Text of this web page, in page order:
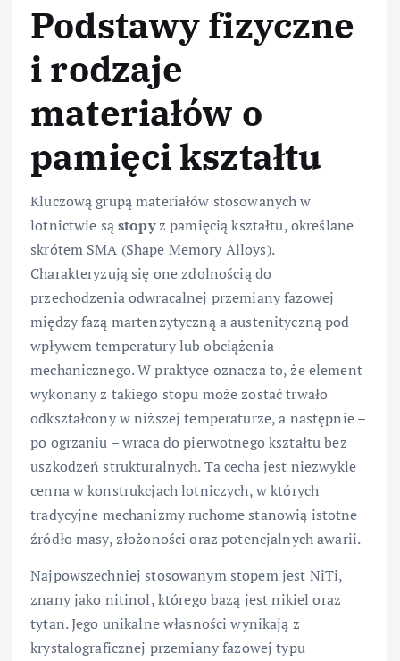
Podstawy fizyczne
i rodzaje
materiałów o
pamięci kształtu
Kluczową grupą materiałów stosowanych w
lotnictwie sąstopyz pamięcią kształtu, określane
skrótem SMA (Shape Memory Alloys).
Charakteryzują się one zdolnością do
przechodzenia odwracalnej przemiany fazowej
między fazą martenzytyczną a austenityczną pod
wpływem temperatury lub obciążenia
mechanicznego. W praktyce oznacza to, że element
wykonany z takiego stopu może zostać trwało
odkształcony w niższej temperaturze, a następnie –
po ogrzaniu – wraca do pierwotnego kształtu bez
uszkodzeń strukturalnych. Ta cecha jest niezwykle
cenna w konstrukcjach lotniczych, w których
tradycyjne mechanizmy ruchome stanowią istotne
źródło masy, złożoności oraz potencjalnych awarii.
Najpowszechniej stosowanym stopem jest NiTi,
znany jako nitinol, którego bazą jest nikiel oraz
tytan. Jego unikalne własności wynikają z
krystalograficznej przemiany fazowej typu